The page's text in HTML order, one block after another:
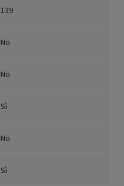
139
No
No
Sì
No
Sì